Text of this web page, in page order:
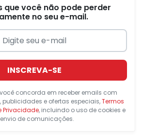
que você não pode perder
no seu e-mail.
INSCREVA-SE
concorda em receber emails com
e ofertas especiais,Termos
Privacidade, incluindo o uso de cookies e
de comunicações.